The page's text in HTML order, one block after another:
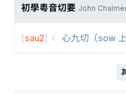
初學粵音切要 John
[sau2] 心九切（sow 上